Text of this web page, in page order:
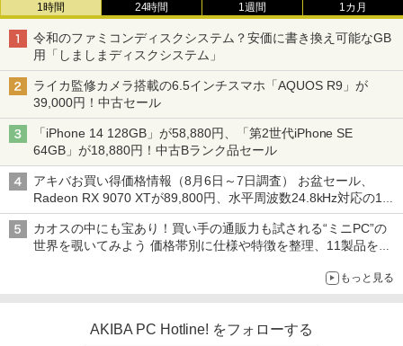
1時間 24時間 1週間 1カ月
令和のファミコンディスクシステム？安価に書き換え可能なGB
用「しましまディスクシステム」
ライカ監修カメラ搭載の6.5インチスマホ「AQUOS R9」が
39,000円！中古セール
「iPhone 14 128GB」が58,880円、「第2世代iPhone SE
64GB」が18,880円！中古Bランク品セール
アキバお買い得価格情報（8月6日～7日調査） お盆セール、
Radeon RX 9070 XTが89,800円、水平周波数24.8kHz対応の17
型モニターが9,801円、暑さ指数連動セール ほか
カオスの中にも宝あり！買い手の通販力も試される“ミニPC”の
世界を覗いてみよう 価格帯別に仕様や特徴を整理、11製品をピ
もっと見る
AKIBA PC Hotline! をフォローする